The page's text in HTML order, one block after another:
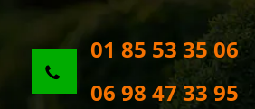
01 85 53 35 06
06 98 47 33 95